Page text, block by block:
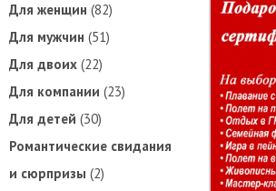
Для женщин (82)
Для мужчин (51)
Для двоих (22)
Для компании (23)
Для детей (30)
Романтические свидания
и сюрпризы (2)